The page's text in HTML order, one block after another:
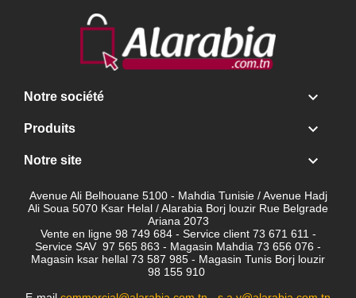
Notre société 
Produits 
Notre site 
Avenue Ali Belhouane 5100 - Mahdia Tunisie / Avenue Hadj
Ali Soua 5070 Ksar Helal / Alarabia Borj louzir Rue Belgrade
Ariana 2073
Vente en ligne 98 749 684 - Service client 73 671 611 -
Service SAV 97 565 863 - Magasin Mahdia 73 656 076 -
Magasin ksar hellal 73 587 985 - Magasin Tunis Borj louzir
98 155 910